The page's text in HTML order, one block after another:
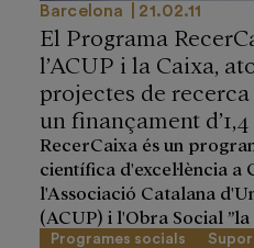
Barcelona 21.02.11
El Programa
l’ACUP i la Caixa,
projectes de recerca
un finançament
RecerCaixa és un
científica d'excel·lència
l'Associació Catalana
(ACUP) i l'Obra Social ”la
Programes socials